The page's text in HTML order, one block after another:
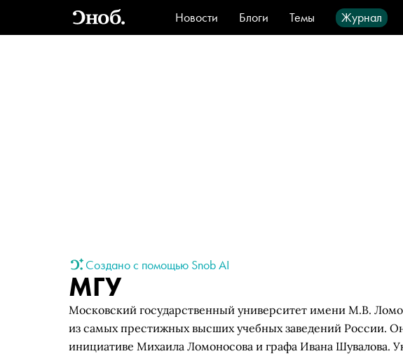
Новости Блоги Темы Журнал
Стиль
Видео Город
Создано с помощью Snob AI
МГУ
Московский государственный университет имени М.В.
из самых престижных высших учебных заведений России.
инициативе Михаила Ломоносова и графа Ивана Шувалова.